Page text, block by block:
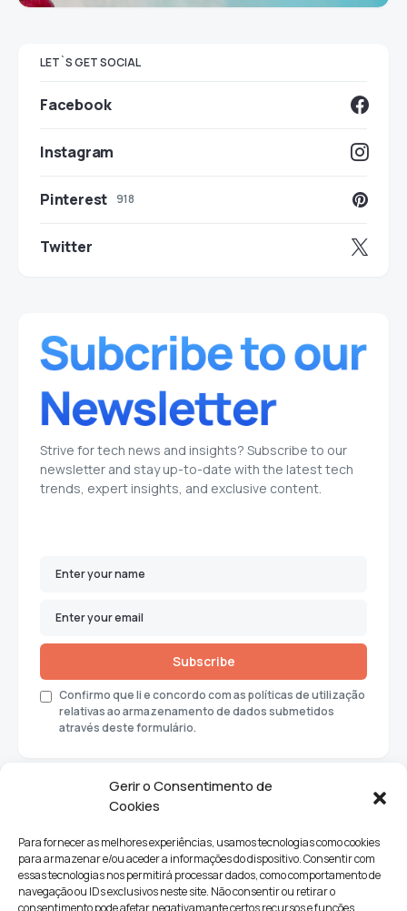
Gerir o Consentimento de
Cookies
Para fornecer as melhores experiências, usamos tecnologias como cookies
para armazenar e/ou aceder a informações do dispositivo. Consentir com
essas tecnologias nos permitirá processar dados, como comportamento de
navegação ou IDs exclusivos neste site. Não consentir ou retirar o
consentimento pode afetar negativamante certos recursos e funções.
LET`S GET SOCIAL
Facebook
Instagram
Pinterest 918
Twitter
Strive for tech news and insights? Subscribe to our
newsletter and stay up-to-date with the latest tech
trends, expert insights, and exclusive content.
Subscribe
Confirmo que li e concordo com as políticas de utilização
relativas ao armazenamento de dados submetidos
através deste formulário.